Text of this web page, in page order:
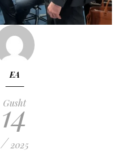
EA
Gusht
14
/ 2025